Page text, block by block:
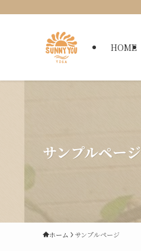
HOME
サンプルページ
ホーム サンプルページ